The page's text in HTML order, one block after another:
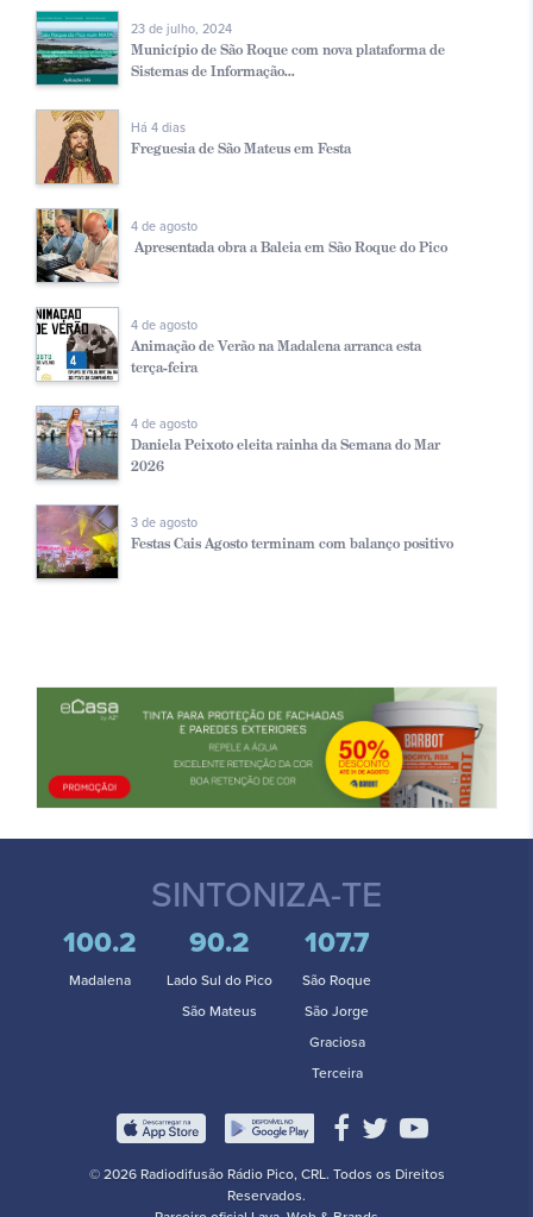
23 de julho, 2024
Município de São Roque com nova plataforma de
Sistemas de Informação...
Há 4 dias
Freguesia de São Mateus em Festa
4 de agosto
Apresentada obra a Baleia em São Roque do Pico
4 de agosto
Animação de Verão na Madalena arranca esta
terça-feira
4 de agosto
Daniela Peixoto eleita rainha da Semana do Mar
2026
3 de agosto
Festas Cais Agosto terminam com balanço positivo
SINTONIZA-TE
100.2
Madalena
90.2
Lado Sul do Pico
São Mateus
107.7
São Roque
São Jorge
Graciosa
Terceira
© 2026 Radiodifusão Rádio Pico, CRL. Todos os Direitos
Reservados.